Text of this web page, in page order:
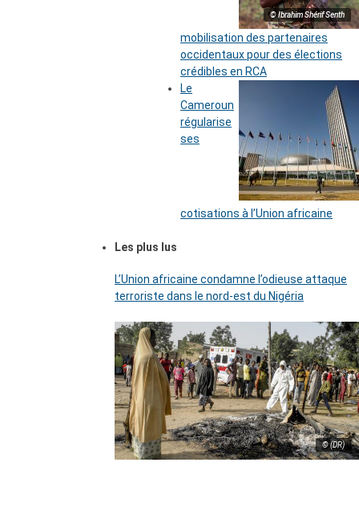
© Ibrahim Shérif Senth
mobilisation des partenaires
occidentaux pour des élections
crédibles en RCA
Le
Cameroun
régularise
ses
cotisations à l’Union africaine
Les plus lus
L’Union africaine condamne l’odieuse attaque
terroriste dans le nord-est du Nigéria
© (DR)